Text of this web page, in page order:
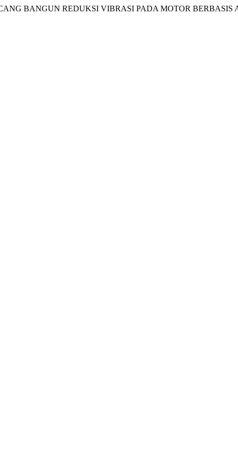
BANGUN REDUKSI VIBRASI PADA MOTOR